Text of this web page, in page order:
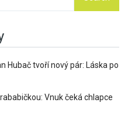
Hubač tvoří nový pár: Láska po
Vnuk čeká chlapce